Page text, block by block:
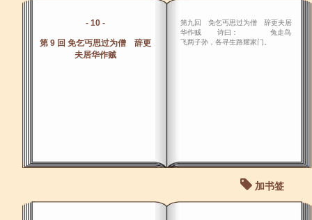
- 10 -
第 9 回 免乞丐思过为僧 辞更
夫居华作贼
第九回 免乞丐思过为僧 辞更夫居
华作贼 诗曰： 兔走鸟
飞两子孙，各寻生路耀家门。
加书签